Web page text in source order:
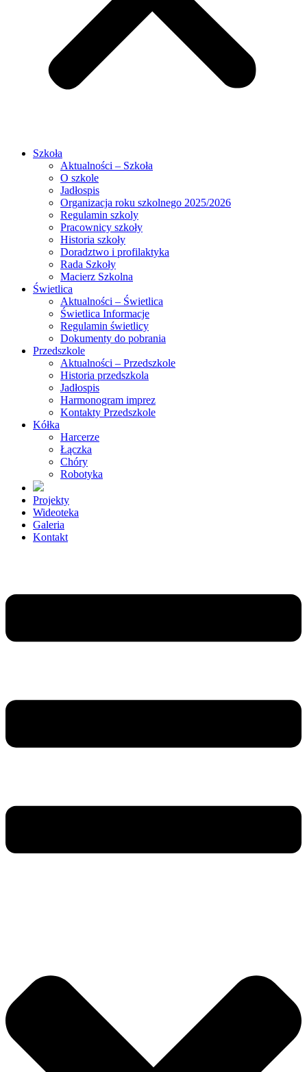
Szkoła
Aktualności – Szkoła
O szkole
Jadłospis
Organizacja roku szkolnego 2025/2026
Regulamin szkoly
Pracownicy szkoły
Historia szkoły
Doradztwo i profilaktyka
Rada Szkoły
Macierz Szkolna
Świetlica
Aktualności – Świetlica
Świetlica Informacje
Regulamin świetlicy
Dokumenty do pobrania
Przedszkole
Aktualności – Przedszkole
Historia przedszkola
Jadłospis
Harmonogram imprez
Kontakty Przedszkole
Kółka
Harcerze
Łączka
Chóry
Robotyka
Projekty
Wideoteka
Galeria
Kontakt